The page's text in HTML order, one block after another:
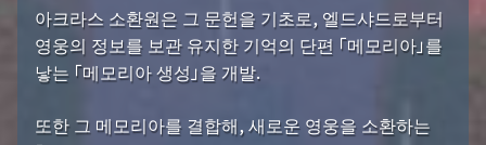
아크라스 소환원은 그 문헌을 기초로, 엘드샤드로부터
영웅의 정보를 보관 유지한 기억의 단편 「메모리아」를
낳는 「메모리아 생성」을 개발.
또한 그 메모리아를 결합해, 새로운 영웅을 소환하는